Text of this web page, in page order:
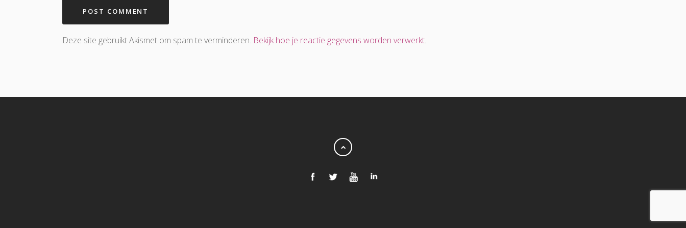
Deze site gebruikt Akismet om spam te verminderen. Bekijk hoe je reactie gegevens worden verwerkt.